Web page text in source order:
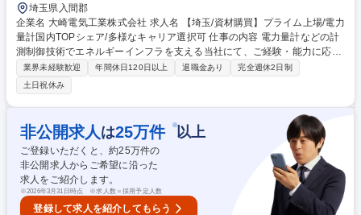
埼玉県入間郡
企業名 大崎電気工業株式会社 求人名 【埼玉/資材購買】プライム上場/電力
量計国内TOPシェア/多様なキャリア選択可 仕事の内容 電力量計などの計
測制御技術でエネルギーインフラを支える当社にて、ご経験・能力に応じ
て、以下のいずれかの資材購買業務に従事していただきます。 【電気・電
子部品の購買業務】 ■価格管理(価格分析・査定に基づく価格交渉、VA等)
■デリバリー管理(リードタイム査定、必要数枠取り交渉、納期交渉、社内
関連部門・生産委託先との調整等) 【構造部品(成形品、プレス品、切消品
等)の購買業務】 ■価格管理(価格分析・査定に基づく価格交渉、VA等) ■デ
リバリー管理(リードタイム査定、必要数枠取り交渉、納期交渉、社内関
連部門との調整等) 募集職種 【埼玉/資材購買】プライム上場/電力量計国
内TOPシェア/多様なキャリア選択可
業界未経験歓迎 年間休日120日以上 退職金あり
完全週休2日制
土日祝休み
非公開求人 は25万件 ※以上
ご登録いただくと、約25万件の
非公開求人からご希望に沿った
求人をご紹介します。
※2026年3月31日時点 ※求人数＝採用予定人数
登録して求人を紹介してもらう